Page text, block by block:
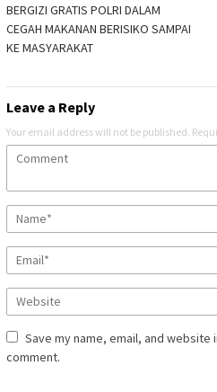
BERGIZI GRATIS POLRI DALAM
CEGAH MAKANAN BERISIKO SAMPAI
KE MASYARAKAT
Leave a Reply
Your email address will not be published.
Save my name, email, and
comment.